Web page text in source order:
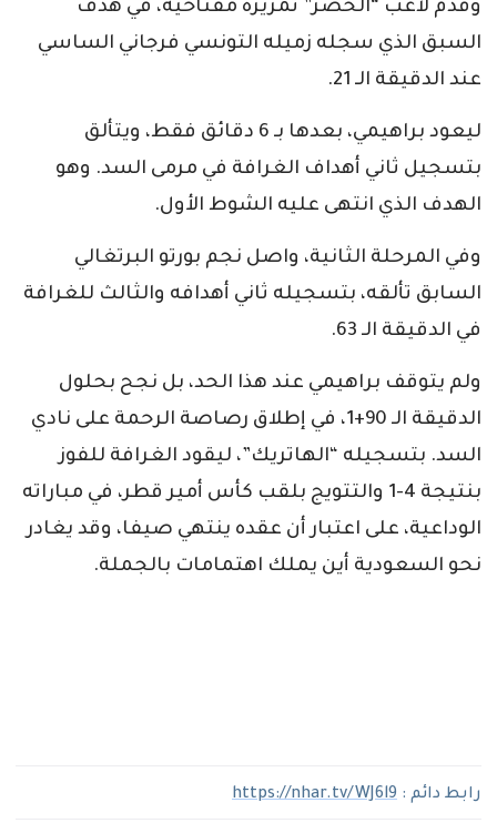
وقدم لاعب “الخضر” تمريرة مفتاحية، في هدف
السبق الذي سجله زميله التونسي فرجاني الساسي
عند الدقيقة الـ 21.
ليعود براهيمي، بعدها بـ 6 دقائق فقط، ويتألق
بتسجيل ثاني أهداف الغرافة في مرمى السد. وهو
الهدف الذي انتهى عليه الشوط الأول.
وفي المرحلة الثانية، واصل نجم بورتو البرتغالي
السابق تألقه، بتسجيله ثاني أهدافه والثالث للغرافة
في الدقيقة الـ 63.
ولم يتوقف براهيمي عند هذا الحد، بل نجح بحلول
الدقيقة الـ 90+1، في إطلاق رصاصة الرحمة على نادي
السد. بتسجيله “الهاتريك”، ليقود الغرافة للفوز
بنتيجة 4-1 والتتويج بلقب كأس أمير قطر، في مباراته
الوداعية، على اعتبار أن عقده ينتهي صيفا، وقد يغادر
نحو السعودية أين يملك اهتمامات بالجملة.
رابط دائم : https://nhar.tv/WJ6l9